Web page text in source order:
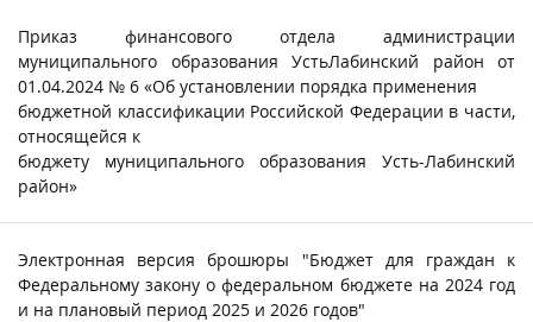
Приказ финансового отдела администрации
муниципального образования УстьЛабинский район от
01.04.2024 № 6 «Об установлении порядка применения
бюджетной классификации Российской Федерации в части,
относящейся к
бюджету муниципального образования Усть-Лабинский
район»
Электронная версия брошюры "Бюджет для граждан к
Федеральному закону о федеральном бюджете на 2024 год
и на плановый период 2025 и 2026 годов"